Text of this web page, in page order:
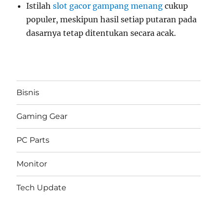
Istilahslot gacor gampang menang cukup
populer, meskipun hasil setiap putaran pada
dasarnya tetap ditentukan secara acak.
Bisnis
Gaming Gear
PC Parts
Monitor
Tech Update